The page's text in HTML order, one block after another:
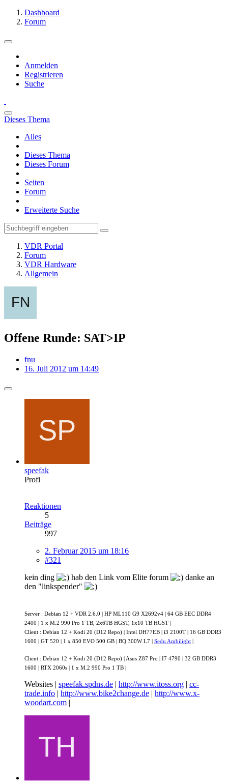
Dashboard
Forum
Anmelden
Registrieren
Suche
Dieses Thema
Alles
Dieses Thema
Dieses Forum
Seiten
Forum
Erweiterte Suche
VDR Portal
Forum
VDR Hardware
Allgemein
Offene Runde: SAT>IP
fnu
16. Juli 2012 um 14:49
speefak
Profi
Reaktionen
5
Beiträge
997
2. Februar 2015 um 18:16
#321
kein ding
hab den Link vom Elite forum
danke an
den "linkspender"
Server : Debian 12 + VDR 2.6.0 | HP ML110 G9 X2692v4 | 64 GB EEC DDR4
2400 | 1 x M.2 990 Pro 1 TB, 2x6TB HGST, 1x10 TB HGST |
Client : Debian 12 + Kodi 20 (D12 Repo) | Intel DH77EB | i3 2100T | 16 GB DDR3
1600 | GT 520 | 1 x 850 EVO 500 GB | BQ 300W L7 | Sedu Ambilight
Client : Debian 12 + Kodi 20 (D12 Repo) | Asus Z87 Pro | I7 4790 | 32 GB DDR3
1600 | RTX 2060s | 1 x M.2 990 Pro 1 TB |
Websites | speefak.spdns.de | http://www.itoss.org | cc-
trade.info | http://www.bike2change.de | http://www.x-
woodart.com |